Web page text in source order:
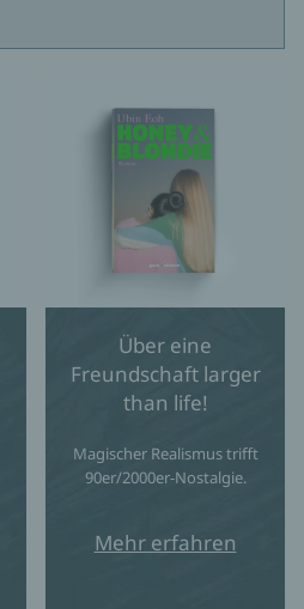
Über eine
Freundschaft larger
than life!
Magischer Realismus trifft
90er/2000er-Nostalgie.
Mehr erfahren